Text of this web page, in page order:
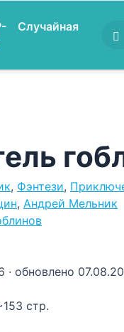
Случайная
, Фэнтези,
, Андрей Мельник
· обновлено
стр.